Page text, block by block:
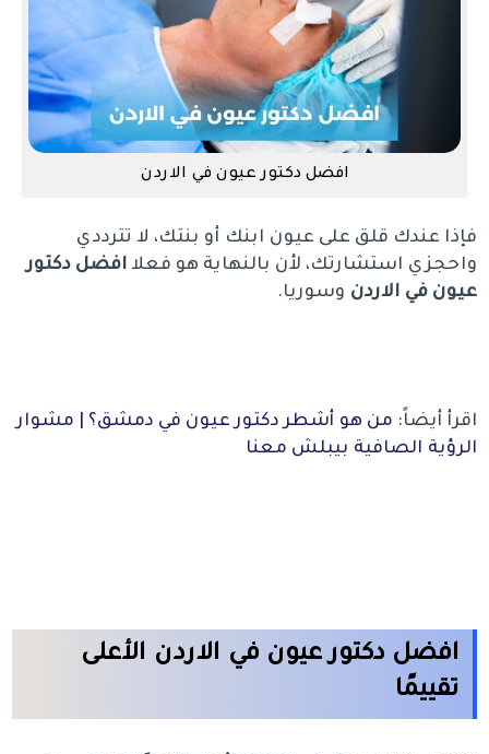
افضل دكتور عيون في الاردن
فإذا عندك قلق على عيون ابنك أو بنتك، لا تترددي
واحجزي استشارتك، لأن بالنهاية هو فعلاافضل دكتور
عيون في الاردن وسوريا.
اقرأ أيضاً: من هو أشطر دكتور عيون في دمشق؟ | مشوار
الرؤية الصافية بيبلش معنا
افضل دكتور عيون في الاردن الأعلى
تقييمًا